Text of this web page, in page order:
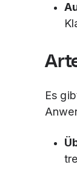
Es